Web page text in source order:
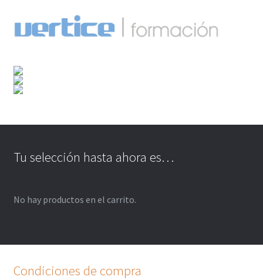
Tu selección hasta ahora es…
No hay productos en el carrito.
Condiciones de compra